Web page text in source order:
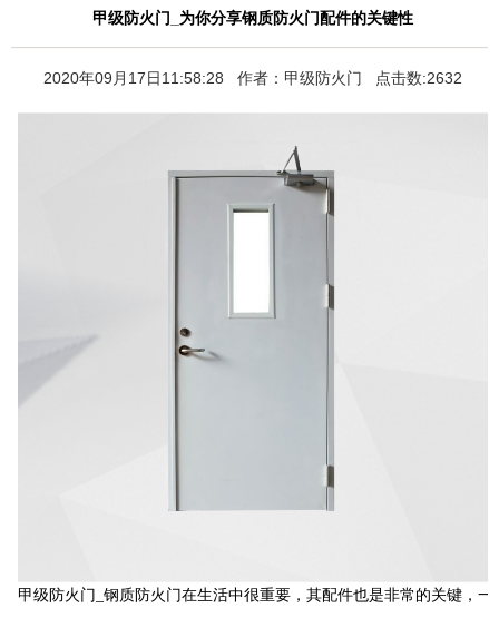
甲级防火门_为你分享钢质防火门配件的关键性
2020年09月17日11:58:28 作者：甲级防火门 点击数:2632
甲级防火门_钢质防火门在生活中很重要，其配件也是非常的关键，